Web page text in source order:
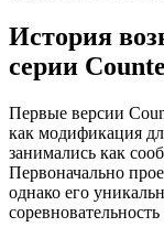
История
серии
Первые версии
как модификация
занимались как
Первоначально
однако его